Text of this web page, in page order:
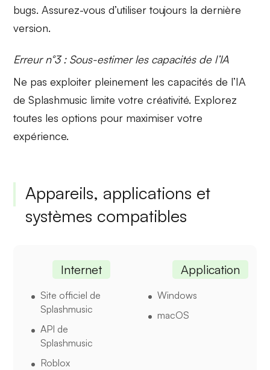
bugs. Assurez-vous d’utiliser toujours la dernière
version.
Erreur n°3 : Sous-estimer les capacités de l’IA
Ne pas exploiter pleinement les capacités de l’IA
de Splashmusic limite votre créativité. Explorez
toutes les options pour maximiser votre
expérience.
Appareils, applications et
systèmes compatibles
Internet
Site officiel de
Splashmusic
API de
Splashmusic
Roblox
Application
Windows
macOS